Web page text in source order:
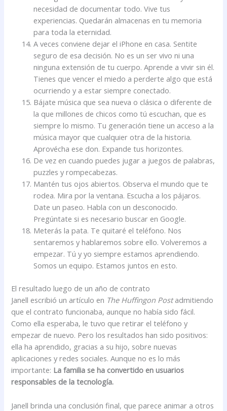
necesidad de documentar todo. Vive tus
experiencias. Quedarán almacenas en tu memoria
para toda la eternidad.
A veces conviene dejar el iPhone en casa. Sentite
seguro de esa decisión. No es un ser vivo ni una
ninguna extensión de tu cuerpo. Aprende a vivir sin él.
Tienes que vencer el miedo a perderte algo que está
ocurriendo y a estar siempre conectado.
Bájate música que sea nueva o clásica o diferente de
la que millones de chicos como tú escuchan, que es
siempre lo mismo. Tu generación tiene un acceso a la
música mayor que cualquier otra de la historia.
Aprovécha ese don. Expande tus horizontes.
De vez en cuando puedes jugar a juegos de palabras,
puzzles y rompecabezas.
Mantén tus ojos abiertos. Observa el mundo que te
rodea. Mira por la ventana. Escucha a los pájaros.
Date un paseo. Habla con un desconocido.
Pregúntate si es necesario buscar en Google.
Meterás la pata. Te quitaré el teléfono. Nos
sentaremos y hablaremos sobre ello. Volveremos a
empezar. Tú y yo siempre estamos aprendiendo.
Somos un equipo. Estamos juntos en esto.
El resultado luego de un año de contrato
Janell escribió un artículo en The Huffingon Postadmitiendo
que el contrato funcionaba, aunque no había sido fácil.
Como ella esperaba, le tuvo que retirar el teléfono y
empezar de nuevo. Pero los resultados han sido positivos:
ella ha aprendido, gracias a su hijo, sobre nuevas
aplicaciones y redes sociales. Aunque no es lo más
importante: La familia se ha convertido en usuarios
responsables de la tecnología.
Janell brinda una conclusión final, que parece animar a otros